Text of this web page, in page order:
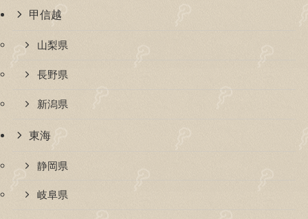
甲信越
山梨県
長野県
新潟県
東海
静岡県
岐阜県